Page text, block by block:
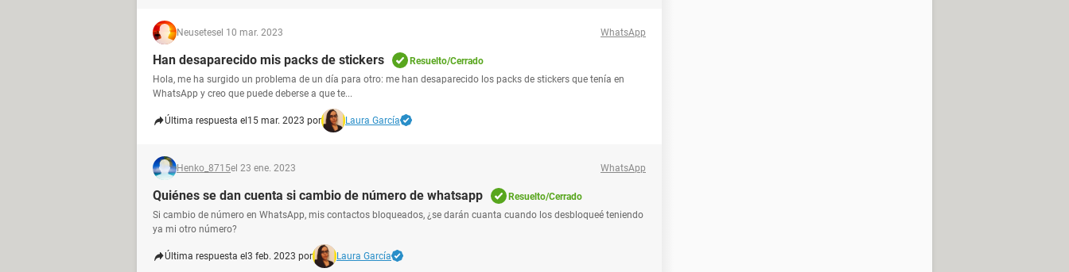
Neusetesel 10 mar. 2023 WhatsApp
Han desaparecido mis packs de stickers
Resuelto/Cerrado
Hola, me ha surgido un problema de un día para otro: me han desaparecido los packs de stickers que tenía en
WhatsApp y creo que puede deberse a que te...
Última respuesta el 15 mar. 2023 por Laura García
Henko_8715el 23 ene. 2023 WhatsApp
Quiénes se dan cuenta si cambio de número de whatsapp
Resuelto/Cerrado
Si cambio de número en WhatsApp, mis contactos bloqueados, ¿se darán cuanta cuando los desbloqueé teniendo
ya mi otro número?
Última respuesta el 3 feb. 2023 por Laura García